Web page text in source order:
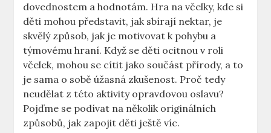
dovednostem a hodnotám. Hra na včelky, kde si
děti mohou představit, jak sbírají nektar, je
skvělý způsob, jak je motivovat k pohybu a
týmovému hraní. Když se děti ocitnou v roli
včelek, mohou se cítit jako součást přírody, a to
je sama o sobě úžasná zkušenost. Proč tedy
neudělat z této aktivity opravdovou oslavu?
Pojďme se podívat na několik originálních
způsobů, jak zapojit děti ještě víc.